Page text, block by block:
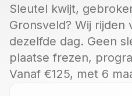
Sleutel kwijt,
Gronsveld? Wij
dezelfde dag. Geen
plaatse frezen,
Vanaf €125, met 6